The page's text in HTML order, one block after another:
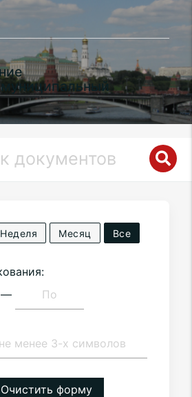
самоуправления
округа
в городе Москве
Неделя Месяц Все
—
Очистить форму